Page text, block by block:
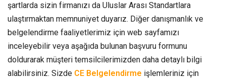
şartlarda sizin firmanızı da Uluslar Arası Standartlara
ulaştırmaktan memnuniyet duyarız. Diğer danışmanlık ve
belgelendirme faaliyetlerimiz için web sayfamızı
inceleyebilir veya aşağıda bulunan başvuru formunu
doldurarak müşteri temsilcilerimizden daha detaylı bilgi
alabilirsiniz. Sizde CE Belgelendirme işlemleriniz için